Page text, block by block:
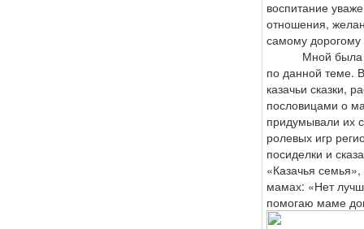
воспитание
отношения,
самому дорогому
Мной была
по данной теме.
казачьи сказки,
пословицами о
придумывали их
ролевых игр
посиделки и
«Казачья
мамах: «Нет
помогаю маме